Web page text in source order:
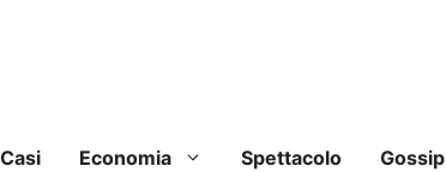
Casi Economia Spettacolo Gossip